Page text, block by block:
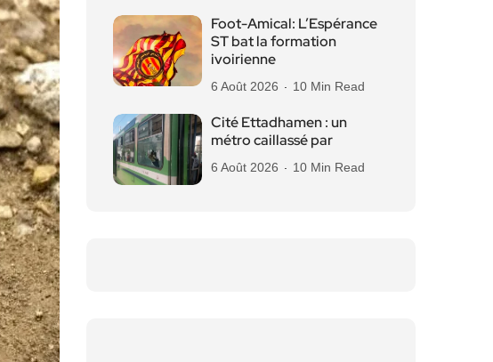
Foot-Amical: L’Espérance
ST bat la formation
ivoirienne
6 Août 2026 10 Min Read
Cité Ettadhamen : un
métro caillassé par
6 Août 2026 10 Min Read